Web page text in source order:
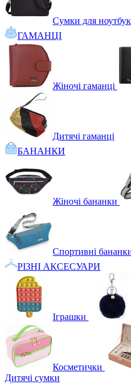
Сумки для
ГАМАНЦІ
Жіночі гаманці
Дитячі гаманці
БАНАНКИ
Жіночі бананки
Спортивні
РІЗНІ АКСЕСУАРИ
Іграшки
Косметички
Дитячі сумки